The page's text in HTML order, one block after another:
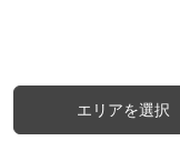
エリアを選択